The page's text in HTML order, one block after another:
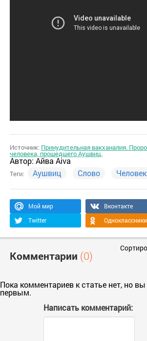
Источник: Принудительная вакханалия.
человека, прошедшего Аушвиц.
Автор: Айва Aiva
Теги: Аушвиц Слово Человек
Мой мир
Вконтакте
Twitter
Одноклассники
Комментарии (0)
Пока комментариев к статье нет, но
первым.
Написать комментарий: